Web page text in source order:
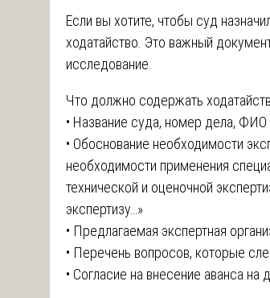
Если вы хотите, чтобы суд
ходатайство. Это важный
исследование.
Что должно содержать
• Название суда, номер дела, ФИО
• Обоснование необходимости
необходимости применения
технической и оценочной
экспертизу…»
• Предлагаемая экспертная
• Перечень вопросов, которые
• Согласие на внесение аванса на